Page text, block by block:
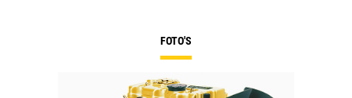
FOTO'S